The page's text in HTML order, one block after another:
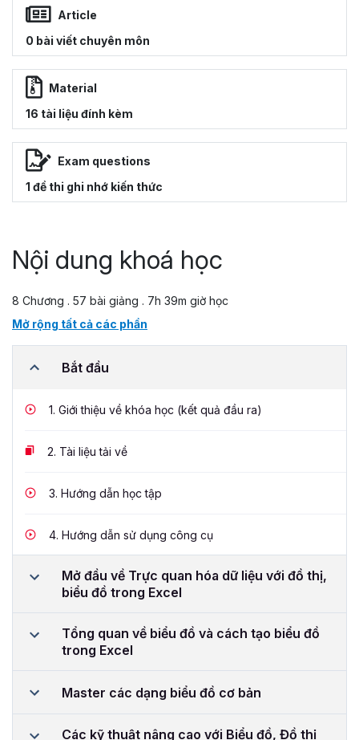
Article
0 bài viết chuyên môn
Material
16 tài liệu đính kèm
Exam questions
1 đề thi ghi nhớ kiến thức
Nội dung khoá học
8 Chương . 57 bài giảng . 7h 39m giờ học
Mở rộng tất cả các phần
Bắt đầu
1. Giới thiệu về khóa học (kết quả đầu ra)
2. Tài liệu tải về
3. Hướng dẫn học tập
4. Hướng dẫn sử dụng công cụ
Mở đầu về Trực quan hóa dữ liệu với đồ thị,
biểu đồ trong Excel
Tổng quan về biểu đồ và cách tạo biểu đồ
trong Excel
Master các dạng biểu đồ cơ bản
Các kỹ thuật nâng cao với Biểu đồ, Đồ thị